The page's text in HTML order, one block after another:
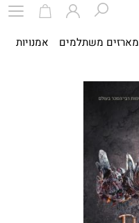
מארזים משתלמים אמנויות